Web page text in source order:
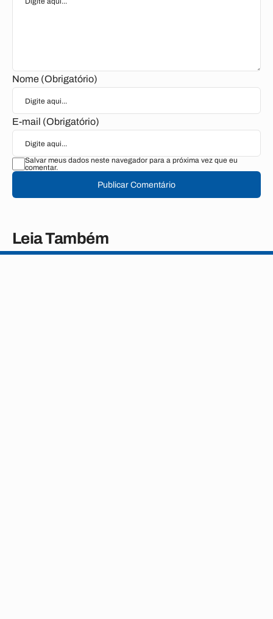
Nome (Obrigatório)
E-mail (Obrigatório)
Salvar meus dados neste navegador para a próxima vez que eu
comentar.
Publicar Comentário
Leia Também